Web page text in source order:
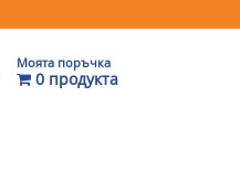
Моята поръчка
0 продукта